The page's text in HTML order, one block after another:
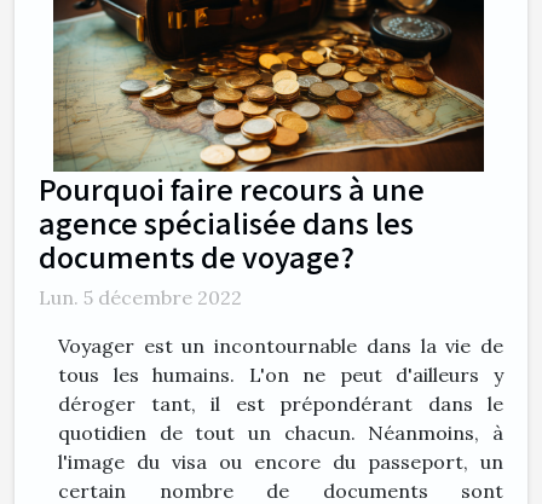
Pourquoi faire recours à une
agence spécialisée dans les
documents de voyage?
Lun. 5 décembre 2022
Voyager est un incontournable dans la vie de
tous les humains. L'on ne peut d'ailleurs y
déroger tant, il est prépondérant dans le
quotidien de tout un chacun. Néanmoins, à
l'image du visa ou encore du passeport, un
certain nombre de documents sont